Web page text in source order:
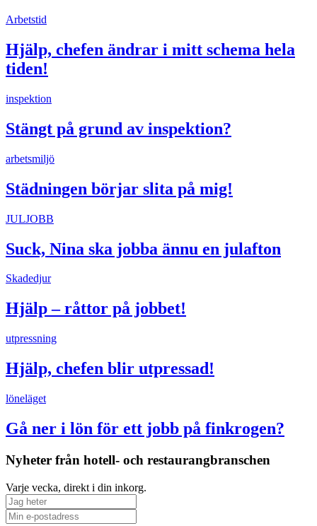
Arbetstid
Hjälp, chefen ändrar i mitt schema hela
tiden!
inspektion
Stängt på grund av inspektion?
arbetsmiljö
Städningen börjar slita på mig!
JULJOBB
Suck, Nina ska jobba ännu en julafton
Skadedjur
Hjälp – råttor på jobbet!
utpressning
Hjälp, chefen blir utpressad!
löneläget
Gå ner i lön för ett jobb på finkrogen?
Nyheter från hotell- och restaurangbranschen
Varje vecka, direkt i din inkorg.